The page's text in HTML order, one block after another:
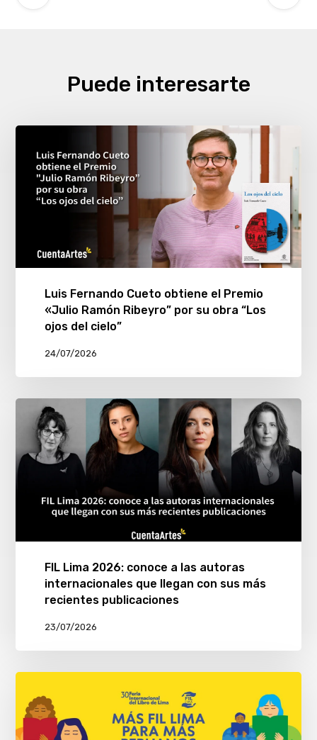
Puede interesarte
Luis Fernando Cueto obtiene el Premio
«Julio Ramón Ribeyro” por su obra “Los
ojos del cielo”
24/07/2026
FIL Lima 2026: conoce a las autoras
internacionales que llegan con sus más
recientes publicaciones
23/07/2026